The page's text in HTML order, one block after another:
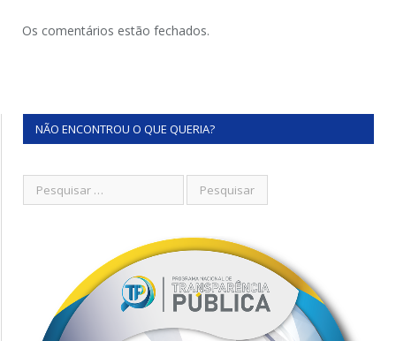
Os comentários estão fechados.
NÃO ENCONTROU O QUE QUERIA?